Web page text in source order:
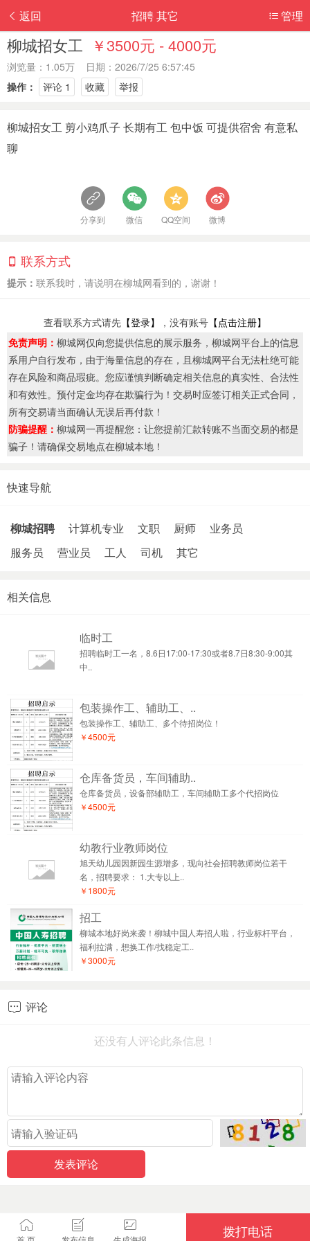
返回 管理
招聘 其它
柳城招女工 ￥3500元 - 4000元
浏览量：1.05万 日期：2026/7/25 6:57:45
操作：
评论 1 收藏 举报
柳城招女工 剪小鸡爪子 长期有工 包中饭 可提供宿舍 有意私
聊
分享到 微信 QQ空间 微博
联系方式
提示： 联系我时，请说明在柳城网看到的，谢谢！
查看联系方式请先 【登录】 ，没有账号 【点击注册】
免责声明： 柳城网仅向您提供信息的展示服务，柳城网平台上的信息
系用户自行发布，由于海量信息的存在，且柳城网平台无法杜绝可能
存在风险和商品瑕疵。您应谨慎判断确定相关信息的真实性、合法性
和有效性。预付定金均存在欺骗行为！交易时应签订相关正式合同，
所有交易请当面确认无误后再付款！
防骗提醒： 柳城网一再提醒您：让您提前汇款转账不当面交易的都是
骗子！请确保交易地点在柳城本地！
快速导航
柳城招聘 计算机专业 文职 厨师
业务员
服务员
营业员 工人 司机 其它
相关信息
临时工
招聘临时工一名，8.6日17:00-17:30或者8.7日8:30-9:00其
中..
包装操作工、辅助工、..
包装操作工、辅助工、多个待招岗位！
￥4500元
仓库备货员，车间辅助..
仓库备货员，设备部辅助工，车间辅助工多个代招岗位
￥4500元
幼教行业教师岗位
旭天幼儿园因新园生源增多，现向社会招聘教师岗位若干
名，招聘要求： 1.大专以上..
￥1800元
招工
柳城本地好岗来袭！柳城中国人寿招人啦，行业标杆平台，
福利拉满，想换工作/找稳定工..
￥3000元
 评论
还没有人评论此条信息！
拨打电话